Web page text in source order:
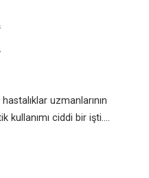
uzmanlarının
kullanımı ciddi bir işti....